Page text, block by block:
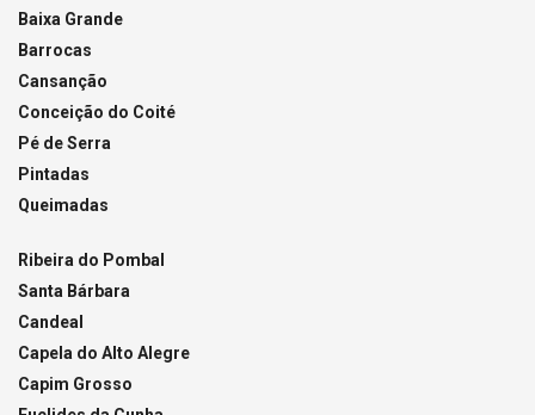
Baixa Grande
Barrocas
Cansanção
Conceição do Coité
Pé de Serra
Pintadas
Queimadas
Ribeira do Pombal
Santa Bárbara
Candeal
Capela do Alto Alegre
Capim Grosso